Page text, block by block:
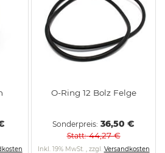
O-Ring 12 Bolz Felge
Sonderpreis 36,50 €
Statt 44,27 €
Inkl. 19% MwSt. , zzgl. Versandkosten